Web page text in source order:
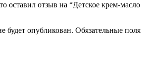
оставил отзыв на “Детское крем-масло
будет опубликован. Обязательные поля